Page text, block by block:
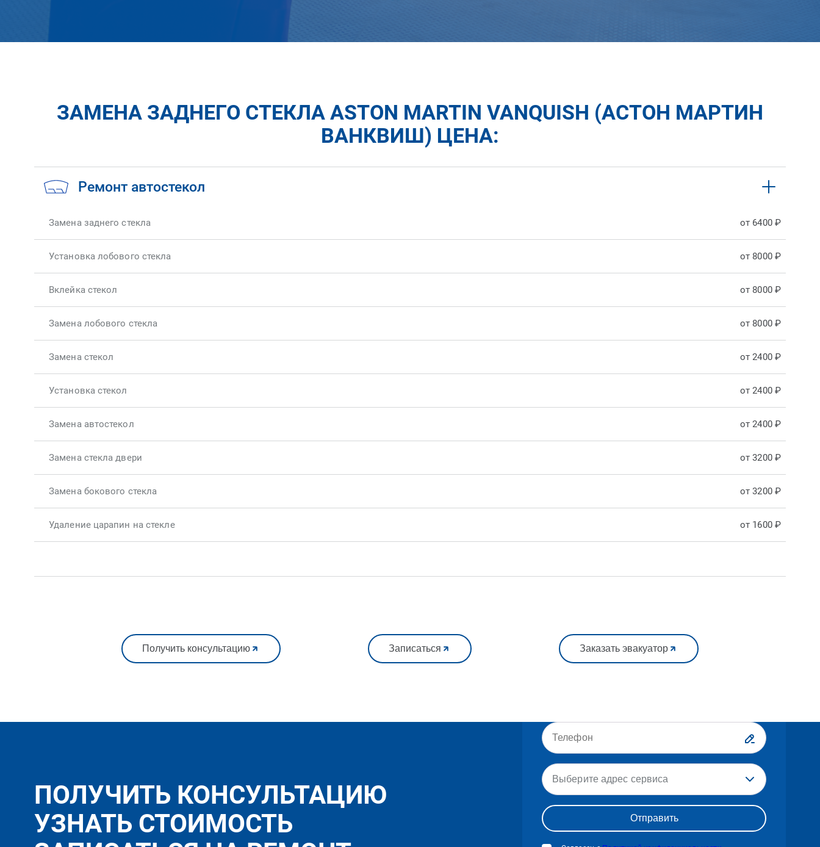
ЗАМЕНА ЗАДНЕГО СТЕКЛА ASTON MARTIN VANQUISH (АСТОН МАРТИН
ВАНКВИШ) ЦЕНА:
Ремонт автостекол
Замена заднего стекла от 6400 ₽
Установка лобового стекла от 8000 ₽
Вклейка стекол от 8000 ₽
Замена лобового стекла от 8000 ₽
Замена стекол от 2400 ₽
Установка стекол от 2400 ₽
Замена автостекол от 2400 ₽
Замена стекла двери от 3200 ₽
Замена бокового стекла от 3200 ₽
Удаление царапин на стекле от 1600 ₽
Получить консультацию Записаться Заказать эвакуатор
ПОЛУЧИТЬ КОНСУЛЬТАЦИЮ
УЗНАТЬ СТОИМОСТЬ
Выберите адрес сервиса